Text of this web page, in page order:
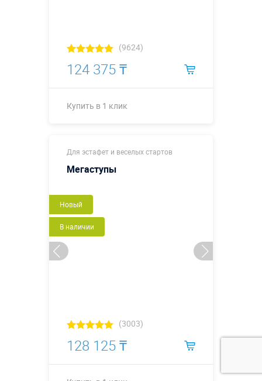
(9624)
124 375 ₸
Купить в 1 клик
Размеры, м:
м
Больше деталей →
Для эстафет и веселых стартов
Мегаступы
Новый
В наличии
(3003)
128 125 ₸